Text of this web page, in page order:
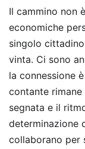
Il cammino non
economiche
singolo
vinta. Ci sono
la connessione
contante
segnata e il
determinazione
collaborano per